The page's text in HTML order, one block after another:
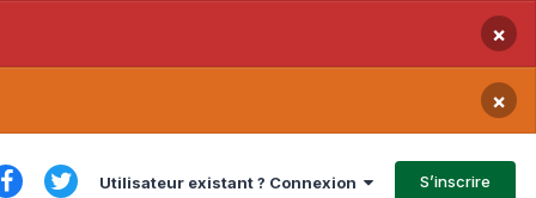
×
×
Utilisateur existant ? Connexion S’inscrire